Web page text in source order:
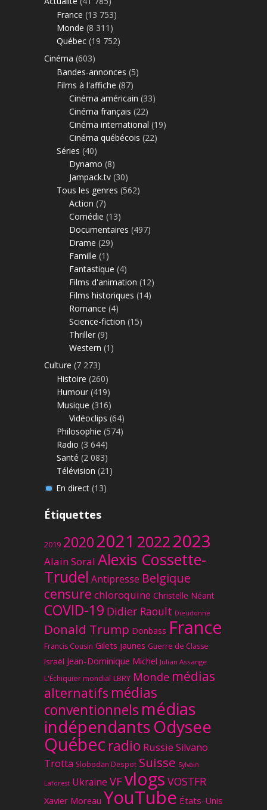
France (13 753)
Monde (8 311)
Québec (19 752)
Cinéma (603)
Bandes-annonces (5)
Films à l'affiche (87)
Cinéma américain (33)
Cinéma français (22)
Cinéma international (19)
Cinéma québécois (22)
Séries (40)
Dynamo (8)
Jampack.tv (30)
Tous les genres (562)
Action (7)
Comédie (13)
Documentaires (497)
Drame (29)
Famille (1)
Fantastique (4)
Films d'animation (12)
Films historiques (14)
Romance (4)
Science-fiction (15)
Thriller (9)
Western (1)
Culture (7 273)
Histoire (260)
Humour (419)
Musique (316)
Vidéoclips (64)
Philosophie (574)
Radio (3 644)
Santé (2 083)
Télévision (21)
En direct(13)
Étiquettes
2019 20202021 20222023
Alain Soral Alexis Cossette-
Trudel Antipresse Belgique
censure chloroquine Christelle Néant
COVID-19 Didier Raoult Dieudonné
Donald Trump Donbass France
Francis Cousin Gilets jaunes Guerre de Classe
Israël Jean-Dominique Michel Julian Assange
L'Échiquier mondial LBRY Monde médias
alternatifs médias
conventionnels médias
indépendantsOdysee
Québec radio Russie Silvano
Trotta Slobodan Despot Suisse Sylvain
Laforest Ukraine VFvlogs VOSTFR
Xavier Moreau YouTube États-Unis